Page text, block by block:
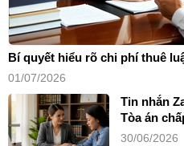
Bí quyết hiểu rõ chi phí thuê
01/07/2026
Tin nhắn
Tòa án
30/06/2026